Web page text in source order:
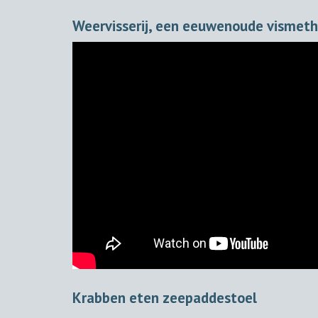
Weervisserij, een eeuwenoude
Krabben eten zeepaddestoel